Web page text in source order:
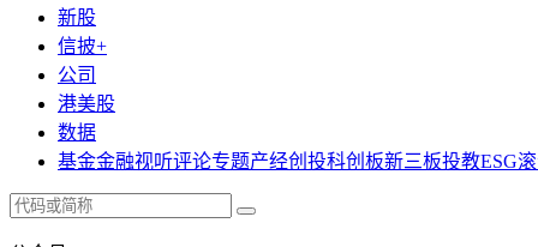
新股
信披+
公司
港美股
数据
基金金融视听评论专题产经创投科创板新三板投教ESG